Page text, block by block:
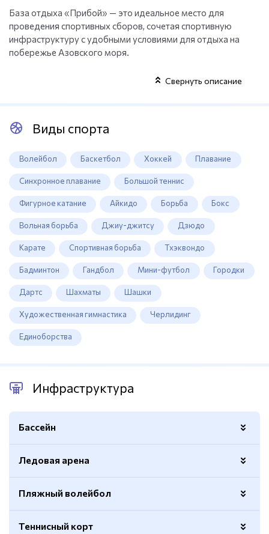
База отдыха «Прибой» — это идеальное место для
проведения спортивных сборов, сочетая спортивную
инфраструктуру с удобными условиями для отдыха на
побережье Азовского моря.
Свернуть описание
Виды спорта
Волейбол Баскетбол Хоккей Плавание
Синхронное плавание Большой теннис
Фигурное катание Айкидо Борьба Бокс
Вольная борьба Джиу-джитсу Дзюдо
Карате Спортивная борьба Тхэквондо
Бадминтон Гандбол Мини-футбол Городки
Дартс Шахматы Шашки
Художественная гимнастика Черлидинг
Единоборства
Инфраструктура
Бассейн
Спортивный
Да
Глубина
До 1,8 м
Ледовая арена
Трибуны
На 300 мест
Пляжный волейбол
Расположение На базе отдыха «Морская»
Теннисный корт